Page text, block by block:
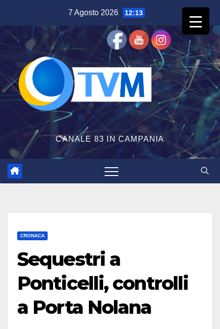
contenuto
7 Agosto 2026 12:13
CANALE 83 IN CAMPANIA
CRONACA
Sequestri a
Ponticelli, controlli
a Porta Nolana